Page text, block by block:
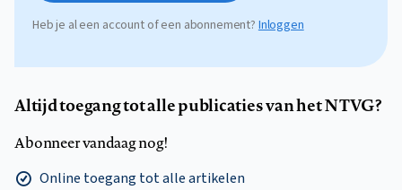
Heb je al een account of een abonnement?Inloggen
Altijd toegang tot alle publicaties van het NTVG?
Abonneer vandaag nog!
Online toegang tot alle artikelen